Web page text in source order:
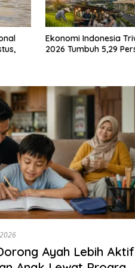
II
Kemkomdigi
Waspadai Foto dan
Ayah Lebih Aktif